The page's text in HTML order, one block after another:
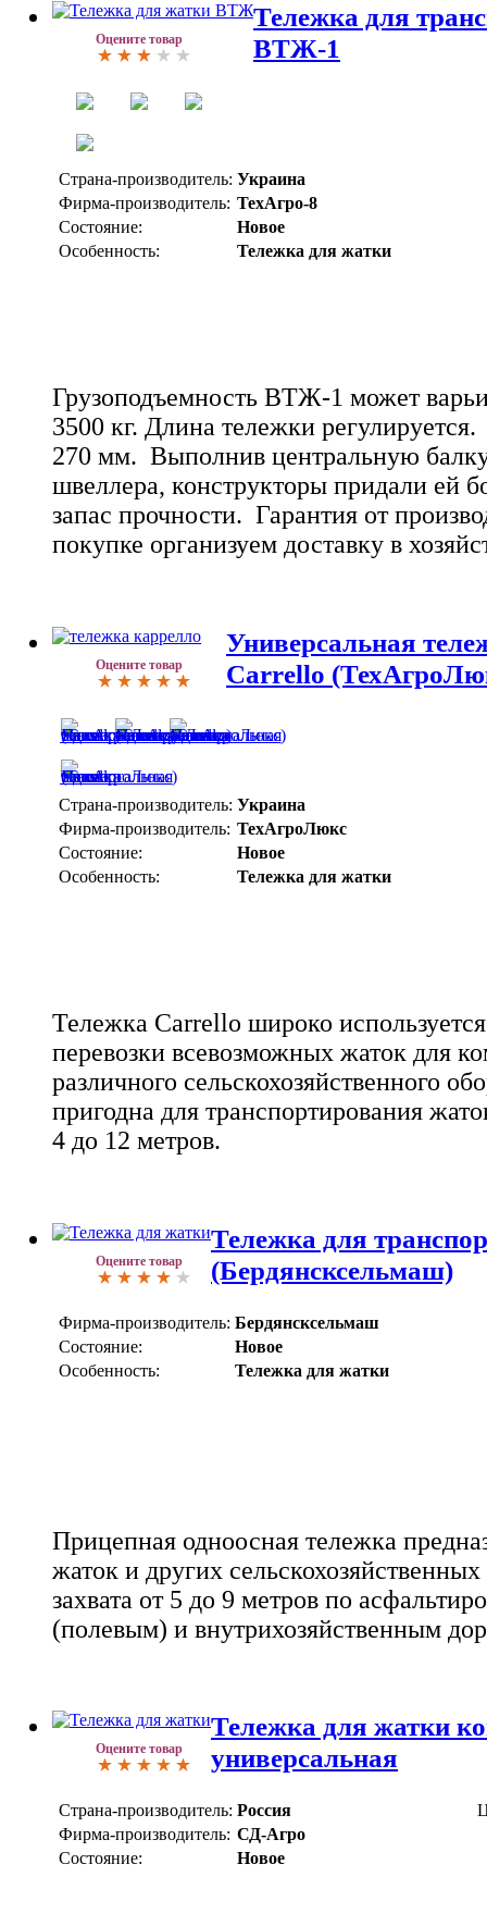
Оцените товар
Тележка для
ВТЖ-1
Страна-производитель: Украина
Фирма-производитель: ТехАгро-8
Состояние:
Новое
Особенность:
Тележка для жатки
Грузоподъемность ВТЖ-1 может
3500 кг. Длина тележки
270 мм. Выполнив центральную
швеллера, конструкторы придали ей
запас прочности. Гарантия от
покупке организуем доставку в
Оцените товар
Универсальная
Carrello
Страна-производитель: Украина
Фирма-производитель: ТехАгроЛюкс
Состояние:
Новое
Особенность:
Тележка для жатки
Тележка Carrello широко
перевозки всевозможных жаток для
различного сельскохозяйственного
пригодна для транспортирования
4 до 12 метров.
Оцените товар
Тележка для
(Бердянсксельмаш)
Фирма-производитель: Бердянсксельмаш
Состояние:
Новое
Особенность:
Тележка для жатки
Прицепная одноосная тележка
жаток и других
захвата от 5 до 9 метров по
(полевым) и внутрихозяйственным
Оцените товар
Тележка для жатки
универсальная
Страна-производитель: Россия
Фирма-производитель: СД-Агро
Состояние:
Новое